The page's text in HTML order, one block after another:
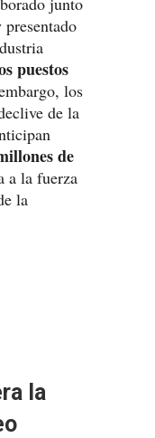
puestos
los
de la
de
a la fuerza
la
la